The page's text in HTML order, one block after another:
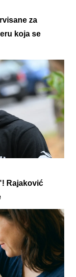
za
koja se
Rajaković